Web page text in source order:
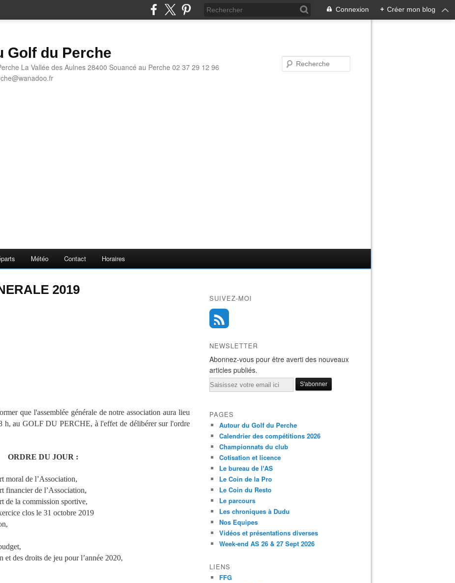
Connexion + Créer mon blog
Golf du Perche
La Vallée des Aulnes 28400 Souancé au Perche 02 37 29 12 96
Météo Contact Horaires
2019
que l'assemblée générale de notre association aura lieu
h, au GOLF DU PERCHE, à l'effet de délibérer sur l'ordre
ORDRE DU JOUR :
moral de l’Association,
financier de l’Association,
de la commission sportive,
clos le 31 octobre 2019
des droits de jeu pour l’année 2020,
SUIVEZ-MOI
NEWSLETTER
Abonnez-vous pour être averti des nouveaux
articles publiés.
Email
PAGES
Autour du Golf du Perche
Calendrier des compétitions 2026
Championnats du club
Cotisation et licence
Le bureau de l'AS
Le Coin de la Pro
Le Coin du Resto
Le parcours
Les chroniques à Dudu
Nos Equipes
Vidéos et présentations diverses
Week-end AS 26 & 27 Sept 2026
LIENS
FFG